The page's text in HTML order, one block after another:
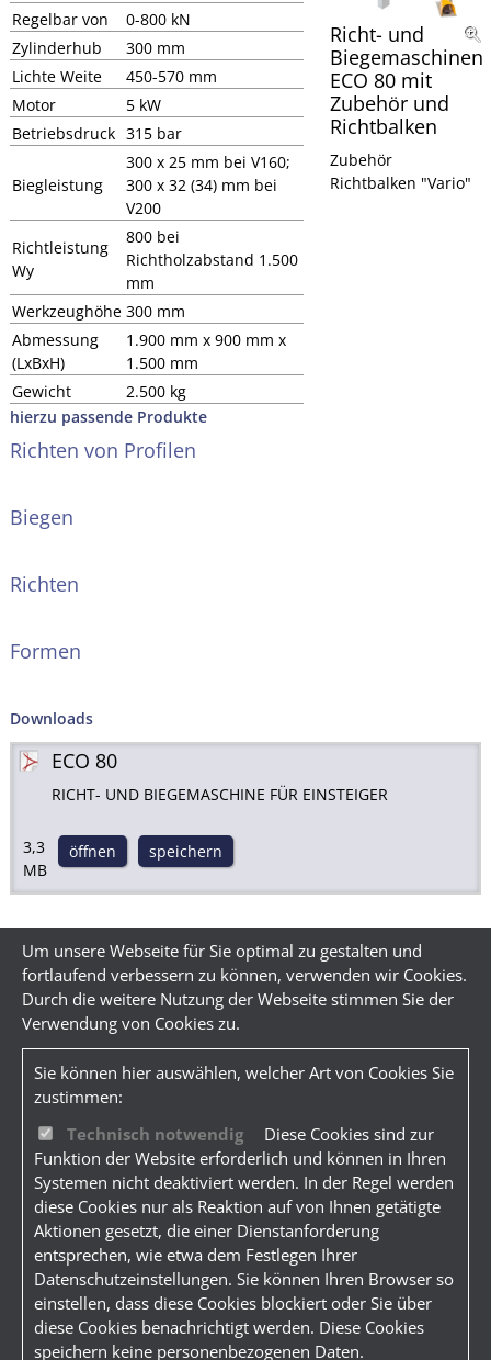
Richt- und
Biegemaschinen
ECO 80 mit
Zubehör und
Richtbalken
Zubehör
Richtbalken "Vario"
Regelbar von
0-800 kN
Zylinderhub
300 mm
Lichte Weite
450-570 mm
Motor
5 kW
Betriebsdruck 315 bar
Biegleistung
300 x 25 mm bei V160;
300 x 32 (34) mm bei
V200
Richtleistung
Wy
800 bei
Richtholzabstand 1.500
mm
Werkzeughöhe 300 mm
Abmessung
(LxBxH)
1.900 mm x 900 mm x
1.500 mm
Gewicht
2.500 kg
hierzu passende Produkte
Richten von Profilen
Biegen
Richten
Formen
Downloads
ECO 80
RICHT- UND BIEGEMASCHINE FÜR EINSTEIGER
3,3
MB
öffnen speichern
Um unsere Webseite für Sie optimal zu gestalten und
fortlaufend verbessern zu können, verwenden wir Cookies.
Durch die weitere Nutzung der Webseite stimmen Sie der
Verwendung von Cookies zu.
Sie können hier auswählen, welcher Art von Cookies Sie
zustimmen:
Technisch notwendig
Diese Cookies sind zur
Funktion der Website erforderlich und können in Ihren
Systemen nicht deaktiviert werden. In der Regel werden
diese Cookies nur als Reaktion auf von Ihnen getätigte
Aktionen gesetzt, die einer Dienstanforderung
entsprechen, wie etwa dem Festlegen Ihrer
Datenschutzeinstellungen. Sie können Ihren Browser so
einstellen, dass diese Cookies blockiert oder Sie über
diese Cookies benachrichtigt werden. Diese Cookies
speichern keine personenbezogenen Daten.